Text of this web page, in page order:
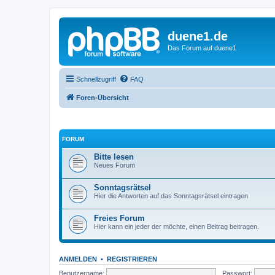
duene1.de
Das Forum auf duene1
Schnellzugriff FAQ
Foren-Übersicht
FORUM
Bitte lesen
Neues Forum
Sonntagsrätsel
Hier die Antworten auf das Sonntagsrätsel eintragen
Freies Forum
Hier kann ein jeder der möchte, einen Beitrag beitragen.
ANMELDEN • REGISTRIEREN
Benutzername:
Passwort: